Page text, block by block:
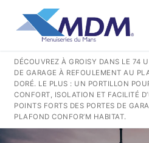
Rechercher :
DÉCOUVREZ À GROISY DANS LE 74
DE GARAGE À REFOULEMENT AU
DORÉ. LE PLUS : UN PORTILLON
CONFORT, ISOLATION ET FACILITÉ
POINTS FORTS DES PORTES DE
PLAFOND CONFOR’M HABITAT.